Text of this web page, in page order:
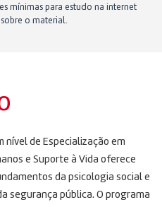
nível de Especialização em
e Suporte à Vida oferece
da psicologia social e
segurança pública. O programa
mínimas para estudo na internet
o material.